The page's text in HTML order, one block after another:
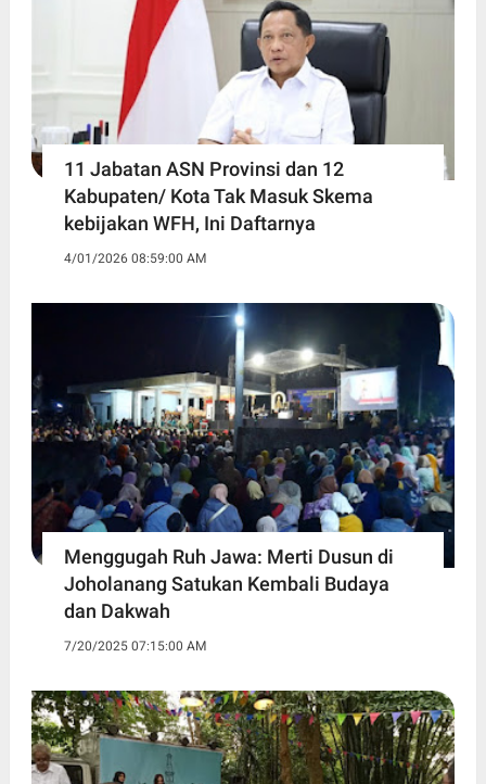
11 Jabatan ASN Provinsi dan 12
Kabupaten/ Kota Tak Masuk Skema
kebijakan WFH, Ini Daftarnya ‎
4/01/2026 08:59:00 AM
Menggugah Ruh Jawa: Merti Dusun di
Joholanang Satukan Kembali Budaya
dan Dakwah
7/20/2025 07:15:00 AM